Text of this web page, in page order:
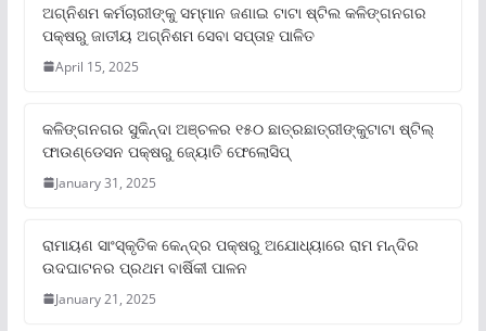
ଅଗ୍ନିଶମ କର୍ମଚାରୀଙ୍କୁ ସମ୍ମାନ ଜଣାଇ ଟାଟା ଷ୍ଟିଲ କଳିଙ୍ଗନଗର
ପକ୍ଷରୁ ଜାତୀୟ ଅଗ୍ନିଶମ ସେବା ସପ୍ତାହ ପାଳିତ
April 15, 2025
କଳିଙ୍ଗନଗର ସୁକିନ୍ଦା ଅଞ୍ଚଳର ୧୫୦ ଛାତ୍ରଛାତ୍ରୀଙ୍କୁଟାଟା ଷ୍ଟିଲ୍
ଫାଉଣ୍ଡେସନ ପକ୍ଷରୁ ଜ୍ୟୋତି ଫେଲୋସିପ୍‌
January 31, 2025
ରାମାୟଣ ସାଂସ୍କୃତିକ କେନ୍ଦ୍ର ପକ୍ଷରୁ ଅଯୋଧ୍ୟାରେ ରାମ ମନ୍ଦିର
ଉଦଘାଟନର ପ୍ରଥମ ବାର୍ଷିକୀ ପାଳନ
January 21, 2025